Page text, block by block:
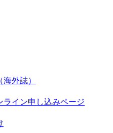
外誌）
ライン申し込みページ